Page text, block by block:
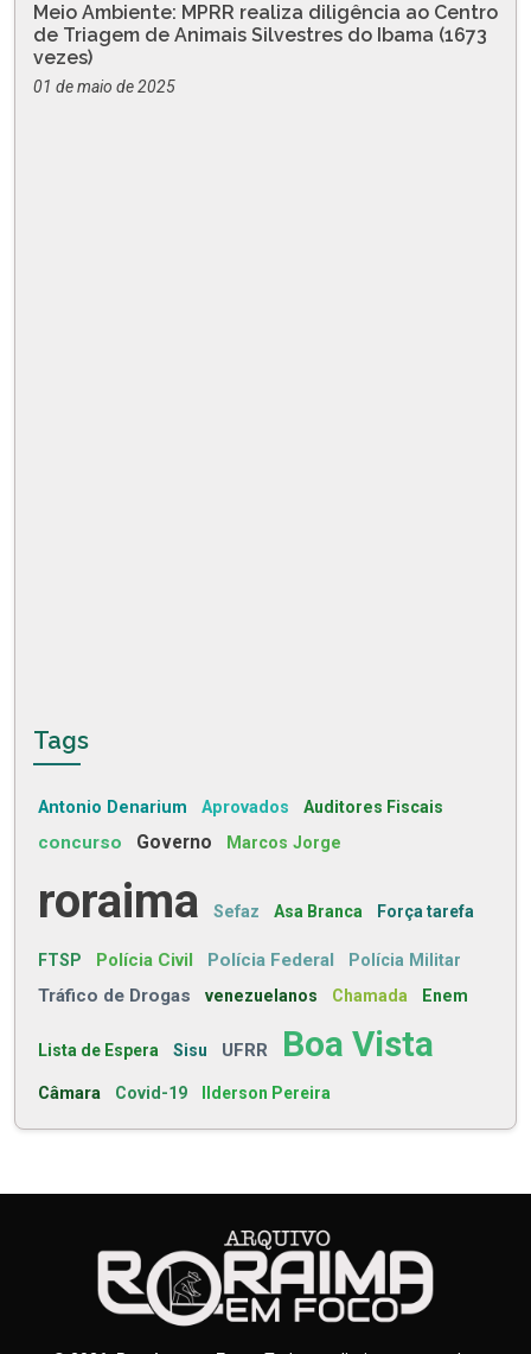
Meio Ambiente: MPRR realiza diligência ao Centro
de Triagem de Animais Silvestres do Ibama (1673
vezes)
01 de maio de 2025
Tags
Antonio Denarium Aprovados Auditores Fiscais
concurso Governo Marcos Jorge
roraima Sefaz Asa Branca Força tarefa
FTSP Polícia Civil Polícia Federal Polícia Militar
Tráfico de Drogas venezuelanos Chamada Enem
Lista de Espera Sisu UFRR Boa Vista
Câmara Covid-19 Ilderson Pereira